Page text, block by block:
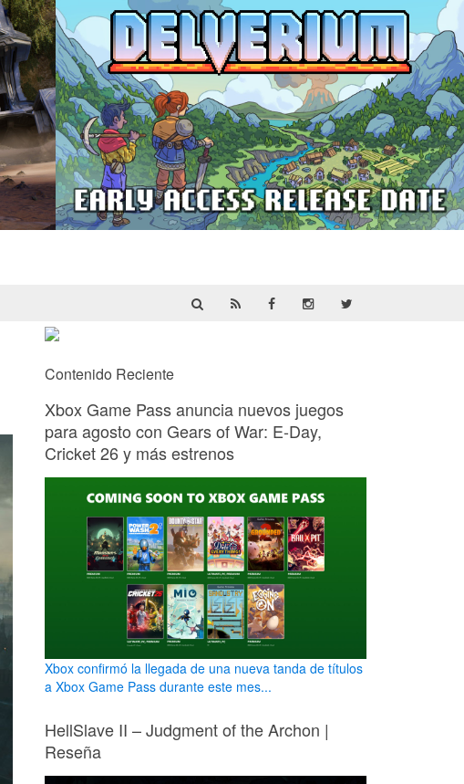
Contenido Reciente
Xbox Game Pass anuncia nuevos juegos
para agosto con Gears of War: E-Day,
Cricket 26 y más estrenos
Xbox confirmó la llegada de una nueva tanda de títulos
a Xbox Game Pass durante este mes...
HellSlave II – Judgment of the Archon |
Reseña